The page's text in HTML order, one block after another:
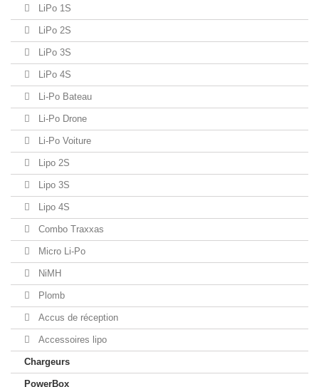
LiPo 1S
LiPo 2S
LiPo 3S
LiPo 4S
Li-Po Bateau
Li-Po Drone
Li-Po Voiture
Lipo 2S
Lipo 3S
Lipo 4S
Combo Traxxas
Micro Li-Po
NiMH
Plomb
Accus de réception
Accessoires lipo
Chargeurs
PowerBox